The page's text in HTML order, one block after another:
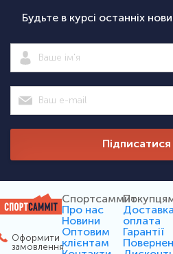
Будьте в курсі останніх
Підписатися
Оформити
замовлення
Спортсаммит
Про нас
Новини
Оптовим
клієнтам
Доставка
оплата
Гарантії